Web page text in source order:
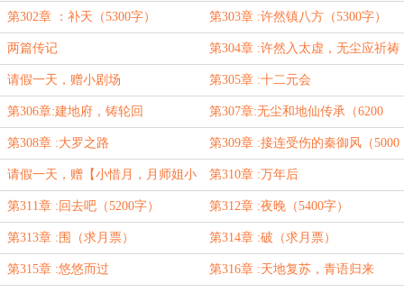
第302章 ：补天（5300字） 第303章 :许然镇八方（5300字）
两篇传记 第304章 :许然入太虚，无尘应祈祷
（6700字）
请假一天，赠小剧场 第305章 :十二元会
第306章:建地府，铸轮回 第307章:无尘和地仙传承（6200
字）
第308章 :大罗之路 第309章 :接连受伤的秦御风（5000
字）
请假一天，赠【小惜月，月师姐小
剧场】
第310章 :万年后
第311章 :回去吧（5200字） 第312章 :夜晚（5400字）
第313章 :围（求月票） 第314章 :破（求月票）
第315章 :悠悠而过 第316章 :天地复苏，青语归来